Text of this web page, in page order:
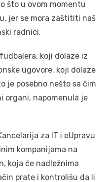
što u ovom momentu
jer se mora zaštititi naš
radnici.
koji dolaze iz
ugovore, koji dolaze
je posebno nešto sa čim
organi, napomenula je
za IT i eUpravu
kompanijama na
koja će nadležnima
prate i kontrolišu da li